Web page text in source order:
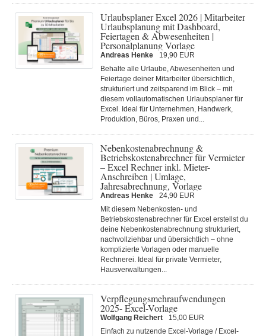
Urlaubsplaner Excel 2026 | Mitarbeiter
Urlaubsplanung mit Dashboard,
Feiertagen & Abwesenheiten |
Personalplanung Vorlage
Andreas Henke
19,90 EUR
Behalte alle Urlaube, Abwesenheiten und
Feiertage deiner Mitarbeiter übersichtlich,
strukturiert und zeitsparend im Blick – mit
diesem vollautomatischen Urlaubsplaner für
Excel. Ideal für Unternehmen, Handwerk,
Produktion, Büros, Praxen und...
Nebenkostenabrechnung &
Betriebskostenabrechner für Vermieter
– Excel Rechner inkl. Mieter-
Anschreiben | Umlage,
Jahresabrechnung, Vorlage
Andreas Henke
24,90 EUR
Mit diesem Nebenkosten- und
Betriebskostenabrechner für Excel erstellst du
deine Nebenkostenabrechnung strukturiert,
nachvollziehbar und übersichtlich – ohne
komplizierte Vorlagen oder manuelle
Rechnerei. Ideal für private Vermieter,
Hausverwaltungen...
Verpflegungsmehraufwendungen
2025- Excel-Vorlage
Wolfgang Reichert
15,00 EUR
Einfach zu nutzende Excel-Vorlage / Excel-